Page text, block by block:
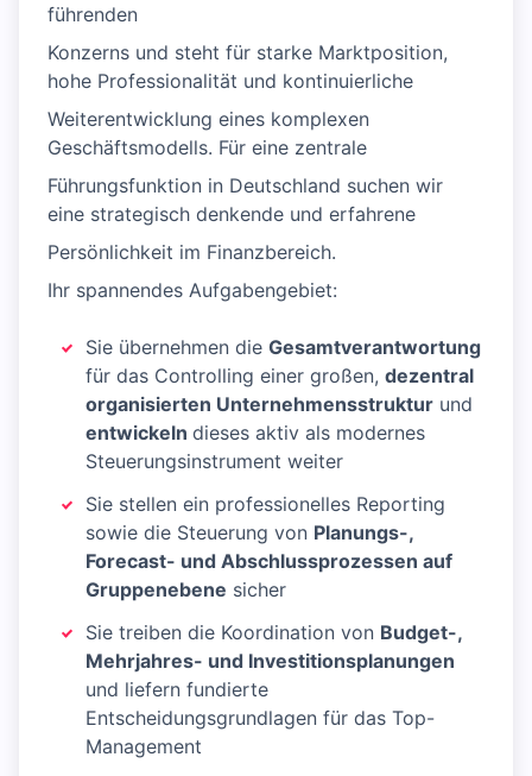
führenden
Konzerns und steht für starke Marktposition,
hohe Professionalität und kontinuierliche
Weiterentwicklung eines komplexen
Geschäftsmodells. Für eine zentrale
Führungsfunktion in Deutschland suchen wir
eine strategisch denkende und erfahrene
Persönlichkeit im Finanzbereich.
Ihr spannendes Aufgabengebiet:
Sie übernehmen die Gesamtverantwortung
für das Controlling einer großen, dezentral
organisierten Unternehmensstruktur und
entwickeln dieses aktiv als modernes
Steuerungsinstrument weiter
Sie stellen ein professionelles Reporting
sowie die Steuerung von Planungs-,
Forecast- und Abschlussprozessen auf
Gruppenebene sicher
Sie treiben die Koordination von Budget-,
Mehrjahres- und Investitionsplanungen
und liefern fundierte
Entscheidungsgrundlagen für das Top-
Management